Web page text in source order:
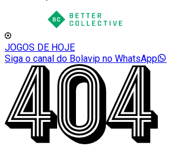
JOGOS DE HOJE
Siga o canal do Bolavip no WhatsApp